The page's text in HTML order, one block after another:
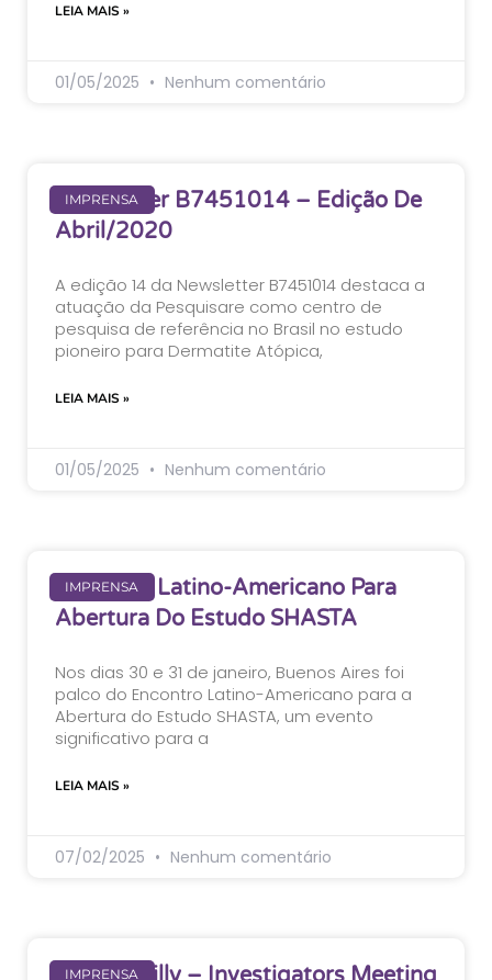
LEIA MAIS »
01/05/2025 Nenhum comentário
IMPRENSA
Newsletter B7451014 – Edição De
Abril/2020
A edição 14 da Newsletter B7451014 destaca a
atuação da Pesquisare como centro de
pesquisa de referência no Brasil no estudo
pioneiro para Dermatite Atópica,
LEIA MAIS »
01/05/2025 Nenhum comentário
IMPRENSA
Encontro Latino-Americano Para
Abertura Do Estudo SHASTA
Nos dias 30 e 31 de janeiro, Buenos Aires foi
palco do Encontro Latino-Americano para a
Abertura do Estudo SHASTA, um evento
significativo para a
LEIA MAIS »
07/02/2025 Nenhum comentário
IMPRENSA